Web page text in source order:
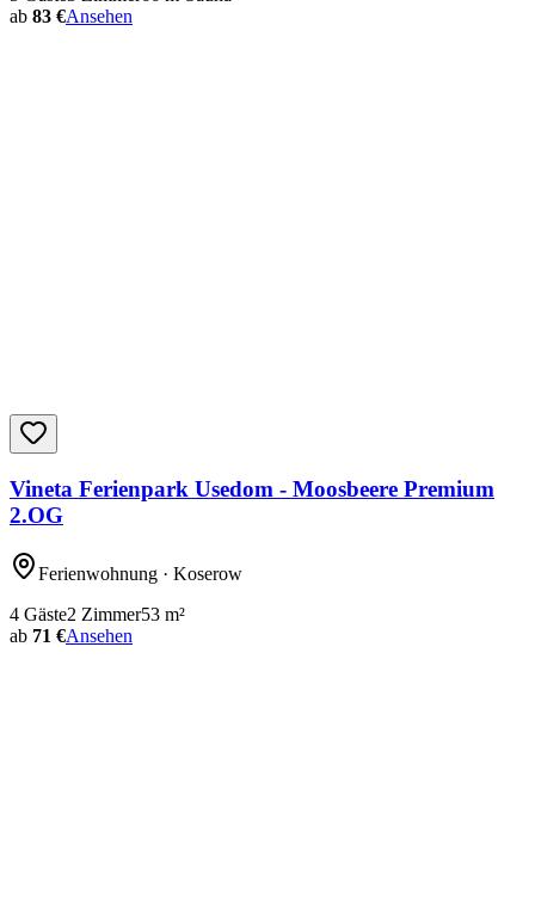
ab 83 €Ansehen
Vineta Ferienpark Usedom - Moosbeere Premium
2.OG
Ferienwohnung · Koserow
4 Gäste2 Zimmer53 m²
ab 71 €Ansehen